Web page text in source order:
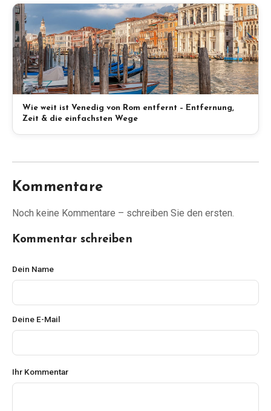
Wie weit ist Venedig von Rom entfernt – Entfernung,
Zeit & die einfachsten Wege
Kommentare
Noch keine Kommentare – schreiben Sie den ersten.
Kommentar schreiben
Dein Name
Deine E-Mail
Ihr Kommentar